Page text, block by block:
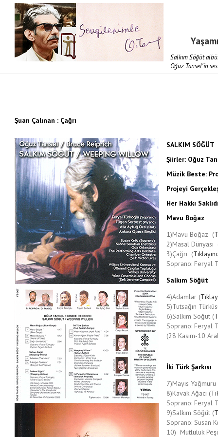
Salkım Söğüt
Oğuz Tansel'in
Şuan Çalınan : Çağrı
SALKIM SÖĞÜT
Şiirler: Oğuz
Müzik Beste:
Projeyi
Her Hakkı
Mavu Boğaz
1)Mavu Boğaz (
2)Masal Dünyası
3)Çağrı (
Soprano: Feryal
Salkım Söğüt
4)Adamlar (
5)Tutsağın
6)Salkım Söğüt (
Soprano: Feryal
(28 Kasım-10
İki Türk Şarkısı
7)Mayıs Yağmuru
8)Kavak Ağacı (
Soprano: Feryal
9)Salkım Söğüt (
Soprano: Susan
10) Mutluluk